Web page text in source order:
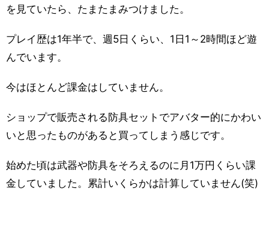
を見ていたら、たまたまみつけました。
プレイ歴は1年半で、週5日くらい、1日1～2時間ほど遊
んでいます。
今はほとんど課金はしていません。
ショップで販売される防具セットでアバター的にかわい
いと思ったものがあると買ってしまう感じです。
始めた頃は武器や防具をそろえるのに月1万円くらい課
金していました。累計いくらかは計算していません(笑)